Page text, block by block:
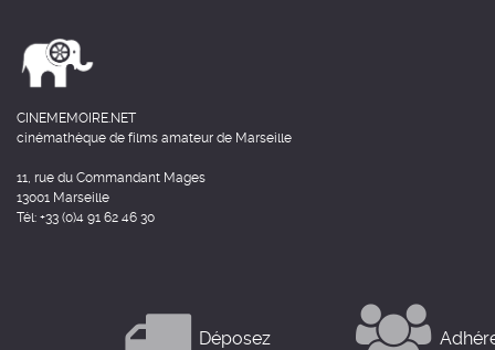
CINEMEMOIRE.NET
cinémathèque de films amateur de Marseille
11, rue du Commandant Mages
13001 Marseille
Tél: +33 (0)4 91 62 46 30
Déposez